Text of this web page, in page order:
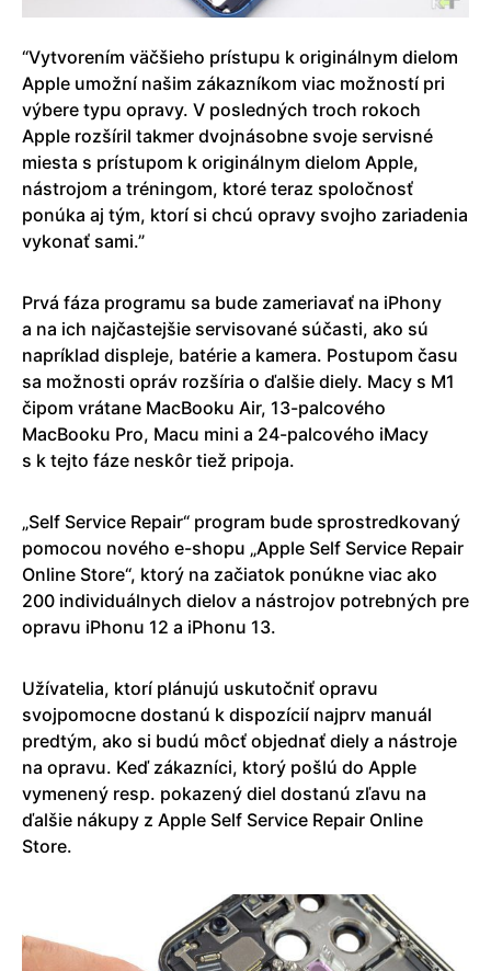
“Vytvorením väčšieho prístupu k originálnym dielom
Apple umožní našim zákazníkom viac možností pri
výbere typu opravy. V posledných troch rokoch
Apple rozšíril takmer dvojnásobne svoje servisné
miesta s prístupom k originálnym dielom Apple,
nástrojom a tréningom, ktoré teraz spoločnosť
ponúka aj tým, ktorí si chcú opravy svojho zariadenia
vykonať sami.”
Prvá fáza programu sa bude zameriavať na iPhony
a na ich najčastejšie servisované súčasti, ako sú
napríklad displeje, batérie a kamera. Postupom času
sa možnosti opráv rozšíria o ďalšie diely. Macy s M1
čipom vrátane MacBooku Air, 13-palcového
MacBooku Pro, Macu mini a 24-palcového iMacy
s k tejto fáze neskôr tiež pripoja.
„Self Service Repair“ program bude sprostredkovaný
pomocou nového e-shopu „Apple Self Service Repair
Online Store“, ktorý na začiatok ponúkne viac ako
200 individuálnych dielov a nástrojov potrebných pre
opravu iPhonu 12 a iPhonu 13.
Užívatelia, ktorí plánujú uskutočniť opravu
svojpomocne dostanú k dispozícií najprv manuál
predtým, ako si budú môcť objednať diely a nástroje
na opravu. Keď zákazníci, ktorý pošlú do Apple
vymenený resp. pokazený diel dostanú zľavu na
ďalšie nákupy z Apple Self Service Repair Online
Store.